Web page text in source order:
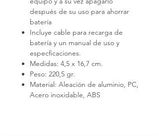
después de su uso para ahorrar
batería
Incluye cable para recarga de
batería y un manual de uso y
especficaciones.
Medidas: 4,5 x 16,7 cm.
Peso: 220,5 gr.
Material: Aleación de aluminio, PC,
Acero inoxidable, ABS